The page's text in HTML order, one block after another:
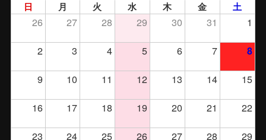
日 月 火 水 木 金 土
26 27 28 29 30 31
1
2
3 4 5 6 7 8
9 10 11 12 13 14
15
16
17 18 19 20 21
22
23
24 25 26 27 28 29